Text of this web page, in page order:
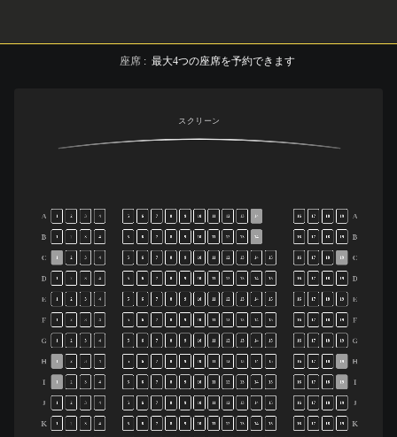
座席 : 最大4つの座席を予約できます
スクリーン
A
B
C
D
E
F
G
H
I
J
K
A
B
C
D
E
F
G
H
I
J
K
1 2 3 4 5 6 7 8 9 10 11 12 13 14 16 17 18 19
1 2 3 4 5 6 7 8 9 10 11 12 13 14 16 17 18 19
1 2 3 4 5 6 7 8 9 10 11 12 13 14 15 16 17 18 19
1 2 3 4 5 6 7 8 9 10 11 12 13 14 15 16 17 18 19
2 3 4 5 6 7 8 9 10 12 13 14 15 16 17 18 19
1 2 3 4 5 6 7 8 9 10 11 12 13 14 15 16 17 18 19
2 3 4 5 6 7 8 9 10 12 13 14 15 16 17 18 19
1 2 3 4 5 6 7 8 9 10 11 12 13 14 15 16 17 18 19
2 3 5 6 7 9 10 11 12 13 14 15 16 17 18
1 2 3 4 5 6 7 8 9 10 11 12 13 14 15 16 17 18 19
1 2 3 4 5 6 7 8 9 10 11 12 13 14 15 16 17 18 19